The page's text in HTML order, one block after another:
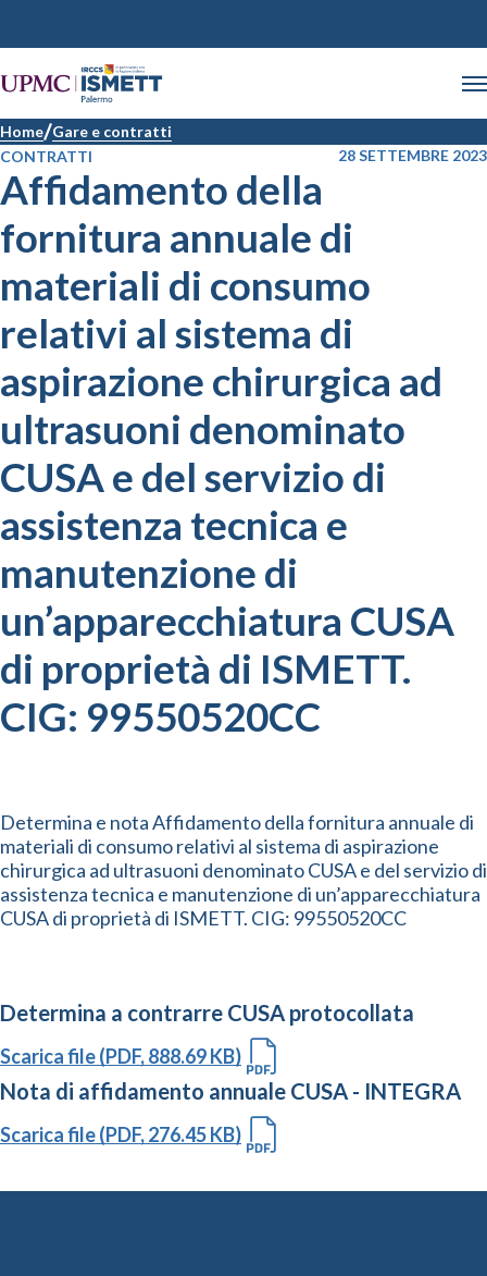
Home Gare e contratti
CONTRATTI
28 SETTEMBRE 2023
Affidamento della
fornitura annuale di
materiali di consumo
relativi al sistema di
aspirazione chirurgica ad
ultrasuoni denominato
CUSA e del servizio di
assistenza tecnica e
manutenzione di
un’apparecchiatura CUSA
di proprietà di ISMETT.
CIG: 99550520CC
Determina e nota Affidamento della fornitura annuale di
materiali di consumo relativi al sistema di aspirazione
chirurgica ad ultrasuoni denominato CUSA e del servizio di
assistenza tecnica e manutenzione di un’apparecchiatura
CUSA di proprietà di ISMETT. CIG: 99550520CC
Determina a contrarre CUSA protocollata
Scarica file (PDF, 888.69 KB)
Nota di affidamento annuale CUSA - INTEGRA
Scarica file (PDF, 276.45 KB)